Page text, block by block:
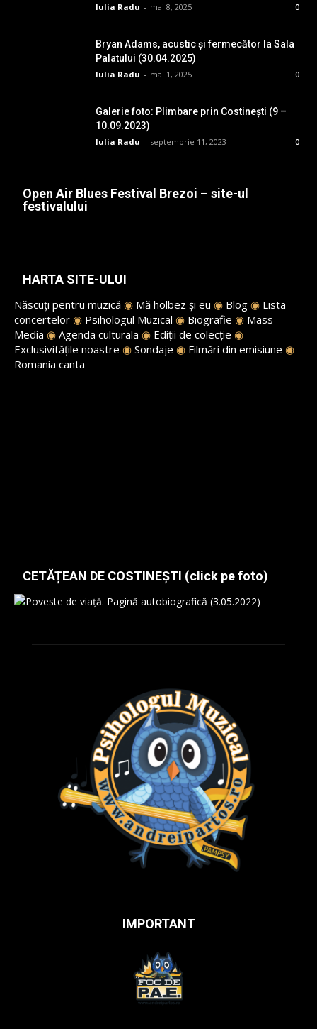
Iulia Radu - mai 8, 2025 0
Bryan Adams, acustic și fermecător la Sala
Palatului (30.04.2025)
Iulia Radu - mai 1, 2025 0
Galerie foto: Plimbare prin Costinești (9 –
10.09.2023)
Iulia Radu - septembrie 11, 2023 0
Open Air Blues Festival Brezoi – site-ul
festivalului
HARTA SITE-ULUI
Născuți pentru muzică ◉ Mă holbez și eu ◉ Blog ◉ Lista
concertelor ◉ Psihologul Muzical ◉ Biografie ◉ Mass –
Media ◉ Agenda culturala ◉ Ediții de colecție ◉
Exclusivitățile noastre ◉ Sondaje ◉ Filmări din emisiune ◉
Romania canta
CETĂȚEAN DE COSTINEȘTI (click pe foto)
IMPORTANT